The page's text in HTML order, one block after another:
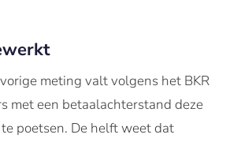
meting valt volgens het BKR
met een betaalachterstand deze
poetsen. De helft weet dat